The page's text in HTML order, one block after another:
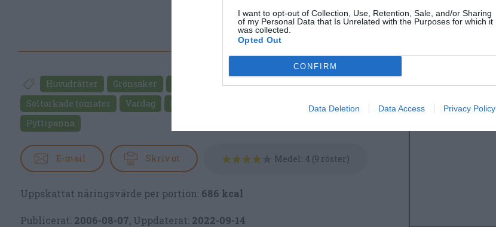
I want to opt-out of Collection, Use, Retention, Sale, and/or Sharing
of my Personal Data that Is Unrelated with the Purposes for which it
was collected.
Opted Out
CONFIRM
Data Deletion Data Access Privacy Policy
Huvudrätter Grönsaker Purjolök Morötter
Potatis
Soltorkade tomater
Vardag Svensk mat Vegan
Stekt mat
Pyttipanna
E-mail Skriv ut Medel: 4 (9 röster)
Uppskattat näringsvärde per portion: 686 kcal
Publicerat: 2006-08-07, Uppdaterat: 2022-09-14